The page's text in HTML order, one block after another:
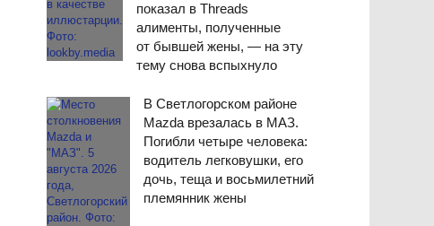
показал в Threads
алименты, полученные
от бывшей жены, — на эту
тему снова вспыхнуло
В Светлогорском районе
Mazda врезалась в МАЗ.
Погибли четыре человека:
водитель легковушки, его
дочь, теща и восьмилетний
племянник жены